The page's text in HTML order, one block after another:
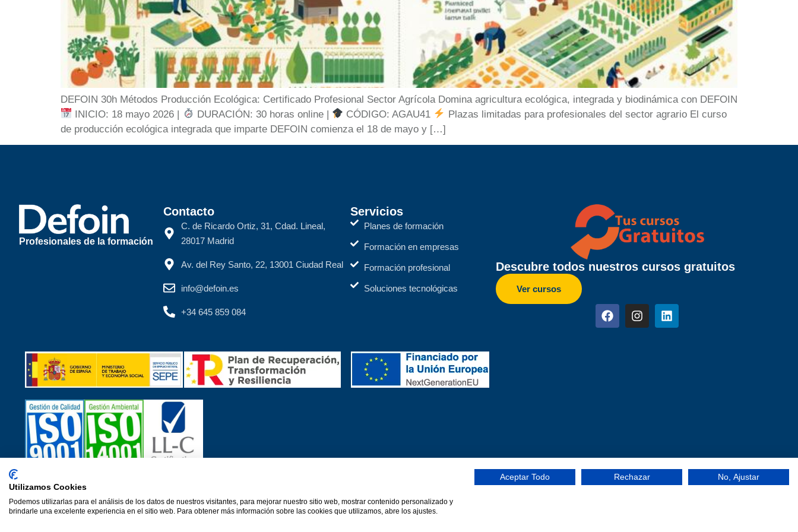
DEFOIN 30h Métodos Producción Ecológica: Certificado Profesional Sector Agrícola Domina agricultura ecológica, integrada y biodinámica con DEFOIN
INICIO: 18 mayo 2026 |
DURACIÓN: 30 horas online | CÓDIGO: AGAU41
Plazas limitadas para profesionales del sector agrario El curso
de producción ecológica integrada que imparte DEFOIN comienza el 18 de mayo y […]
Profesionales de la formación
Contacto
C. de Ricardo Ortiz, 31, Cdad. Lineal,
28017 Madrid
Av. del Rey Santo, 22, 13001 Ciudad Real
info@defoin.es
+34 645 859 084
Servicios
Planes de formación
Formación en empresas
Formación profesional
Soluciones tecnológicas
Descubre todos nuestros cursos gratuitos
Ver cursos
Certificados de calidad
Aviso LegalPolítica de privacidadPolítica de cookiesPolítica de calidadProtección de datosDeclaración de accesibilidad
© 2026·Ver 1.0·Formacion Para el Desarrollo e Insercion S.L. (DEFOIN) Una web de Horinteg
Utilizamos Cookies
Podemos utilizarlas para el análisis de los datos de nuestros visitantes, para mejorar nuestro sitio web, mostrar contenido personalizado y
brindarle una excelente experiencia en el sitio web. Para obtener más información sobre las cookies que utilizamos, abre los ajustes.
Aceptar Todo Rechazar No, Ajustar